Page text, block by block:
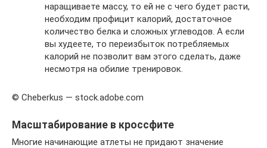
наращиваете массу, то ей не с чего будет расти,
необходим профицит калорий, достаточное
количество белка и сложных углеводов. А если
вы худеете, то переизбыток потребляемых
калорий не позволит вам этого сделать, даже
несмотря на обилие тренировок.
© Cheberkus — stock.adobe.com
Масштабирование в кроссфите
Многие начинающие атлеты не придают значение